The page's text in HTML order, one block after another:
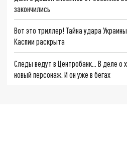
закончились
Вот это триллер! Тайна удара
Каспии раскрыта
Следы ведут в Центробанк… В деле о
новый персонаж. И он уже в бегах